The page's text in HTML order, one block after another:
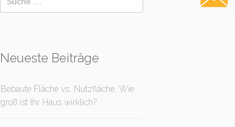
Neueste Beiträge
Bebaute Fläche vs. Nutzfläche. Wie
groß ist Ihr Haus wirklich?